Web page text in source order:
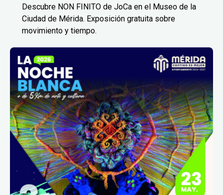
Descubre NON FINITO de JoCa en el Museo de la
Ciudad de Mérida. Exposición gratuita sobre
movimiento y tiempo.